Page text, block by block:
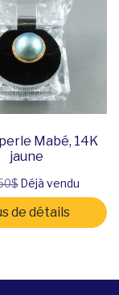
Mabé, 14K
jaune
Déjà vendu
de détails